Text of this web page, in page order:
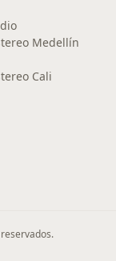
Medellín
Cali